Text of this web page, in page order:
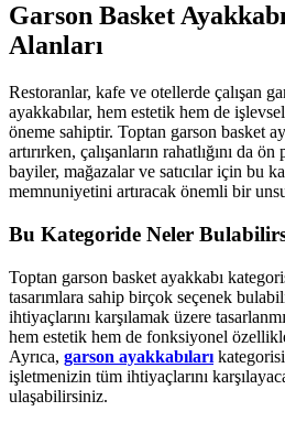
Garson Basket
Alanları
Restoranlar, kafe ve otellerde çalışan
ayakkabılar, hem estetik hem de
öneme sahiptir. Toptan garson basket
artırırken, çalışanların rahatlığını da
bayiler, mağazalar ve satıcılar için bu
memnuniyetini artıracak önemli bir
Bu Kategoride Neler
Toptan garson basket ayakkabı
tasarımlara sahip birçok seçenek
ihtiyaçlarını karşılamak üzere
hem estetik hem de fonksiyonel
Ayrıca, garson ayakkabıları
işletmenizin tüm ihtiyaçlarını
ulaşabilirsiniz.